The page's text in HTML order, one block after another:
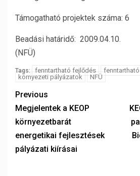
Támogatható projektek száma: 6
Beadási határidő: 2009.04.10.
(NFÜ)
Tags: fenntartható fejlődés
környezeti pályázatok
NFÜ
Previous
Megjelentek a KEOP
környezetbarát
energetikai fejlesztések
pályázati kiírásai